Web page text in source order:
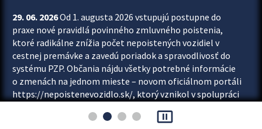
29. 06. 2026Od 1. augusta 2026 vstupujú postupne do
praxe nové pravidlá povinného zmluvného poistenia,
ktoré radikálne znížia počet nepoistených vozidiel v
cestnej premávke a zavedú poriadok a spravodlivosť do
systému PZP. Občania nájdu všetky potrebné informácie
o zmenách na jednom mieste – novom oficiálnom portáli
https://nepoistenevozidlo.sk/, ktorý vznikol v spolupráci
asociácie poisťovní (SLASPO) a Ministerstva vnútra SR.
pause_presentation